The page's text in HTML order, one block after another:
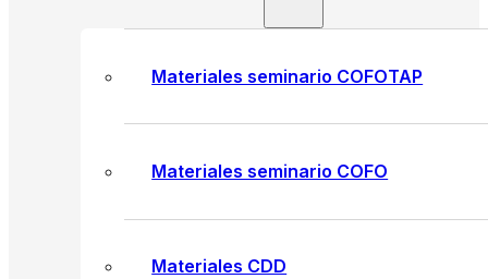
Materiales seminario COFOTAP
Materiales seminario COFO
Materiales CDD